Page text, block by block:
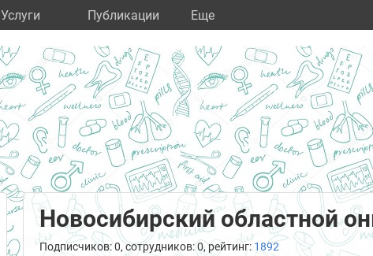
Услуги Публикации Eще
Новосибирский областной
Подписчиков: 0, сотрудников: 0, рейтинг: 1892